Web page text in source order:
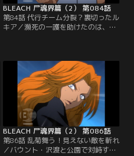
BLEACH 尸魂界篇（2） 第084話
第84話 代行チーム分裂？裏切ったル
キア／瀕死の一護を助けたのは、尸
るイヅル。その頃、ヨシとルキア・
織姫の戦いに突然馬橋が乱入してき
ていた。人間の魂魄に酔っている馬
橋は、ドール『リズ』を出して味方
であるヨシごと手当たり次第に攻撃
を開始する…。【提供：バンダイチ
ャンネル】
BLEACH 尸魂界篇（2） 第086話
第86話 乱菊舞う！見えない敵を斬れ
／バウント・沢渡と公園で対峙する